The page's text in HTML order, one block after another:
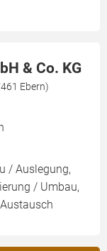
& Co. KG
Ebern)
/ Auslegung,
/ Umbau,